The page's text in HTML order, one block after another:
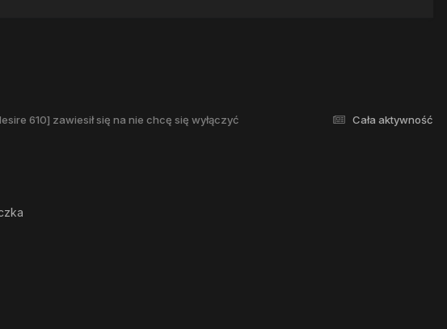
Cała aktywność
610] zawiesił się na nie chcę się wyłączyć